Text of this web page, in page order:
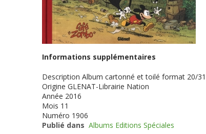
Informations supplémentaires
Description Album cartonné et toilé format 20/
Origine GLENAT-Librairie Nation
Année 2016
Mois 11
Numéro 1906
Publié dans Albums Editions Spéciales